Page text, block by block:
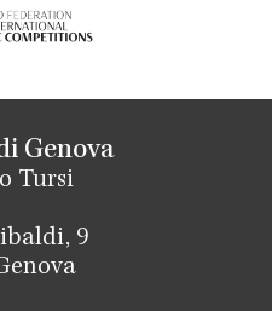
Genova
Tursi
9